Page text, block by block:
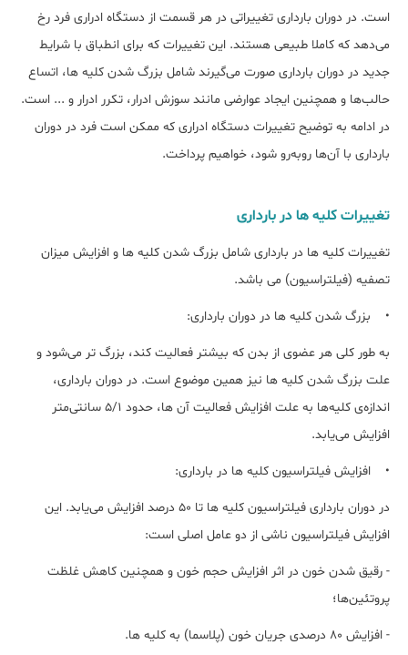
است. در دوران بارداری تغییراتی در هر قسمت از دستگاه ادراری فرد رخ
می‌دهد که کاملا طبیعی هستند. این تغییرات که برای انطباق با شرایط
جدید در دوران بارداری صورت می‌گیرند شامل بزرگ شدن کلیه ها، اتساع
حالب‌ها و همچنین ایجاد عوارضی مانند سوزش ادرار، تکرر ادرار و ... است.
در ادامه‌ به توضیح تغییرات دستگاه ادراری که ممکن است فرد در دوران
بارداری با آن‌ها روبه‌رو ‌شود، خواهیم پرداخت.
تغییرات کلیه ها در بارداری
تغییرات کلیه ها در بارداری شامل بزرگ شدن کلیه ها و افزایش میزان
تصفیه (فیلتراسیون) می باشد.
• بزرگ شدن کلیه ها در دوران بارداری:
به طور کلی هر عضوی از بدن که بیشتر فعالیت کند، بزرگ تر می‌شود و
علت بزرگ شدن کلیه ها نیز همین موضوع است. در دوران بارداری،
اندازه‌ی کلیه‌ها به علت افزایش فعالیت آن ها، حدود 5/1 سانتی‌متر
افزایش می‌یابد.
• افزایش فیلتراسیون کلیه ها در بارداری:
در دوران بارداری فیلتراسیون کلیه ها تا ۵۰ درصد افزایش می‌یابد. این
افزایش فیلتراسیون ناشی از دو عامل اصلی است:
- رقیق شدن خون در اثر افزایش حجم خون و همچنین کاهش غلظت
پروتئین‌ها؛
- افزایش 80 درصدی جریان خون (پلاسما) به کلیه ها.